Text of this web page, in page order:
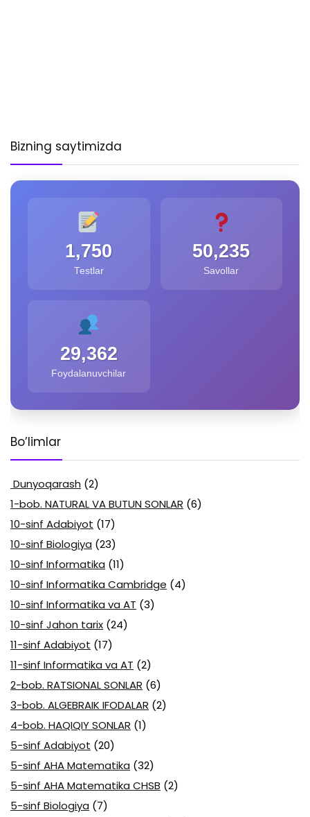
Bizning saytimizda
1,750
Testlar
50,235
Savollar
29,362
Foydalanuvchilar
Bo’limlar
Dunyoqarash (2)
1-bob. NATURAL VA BUTUN SONLAR (6)
10-sinf Adabiyot (17)
10-sinf Biologiya (23)
10-sinf Informatika (11)
10-sinf Informatika Cambridge (4)
10-sinf Informatika va AT (3)
10-sinf Jahon tarix (24)
11-sinf Adabiyot (17)
11-sinf Informatika va AT (2)
2-bob. RATSIONAL SONLAR (6)
3-bob. ALGEBRAIK IFODALAR (2)
4-bob. HAQIQIY SONLAR (1)
5-sinf Adabiyot (20)
5-sinf AHA Matematika (32)
5-sinf AHA Matematika CHSB (2)
5-sinf Biologiya (7)